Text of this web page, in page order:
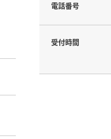
電話番号
受付時間